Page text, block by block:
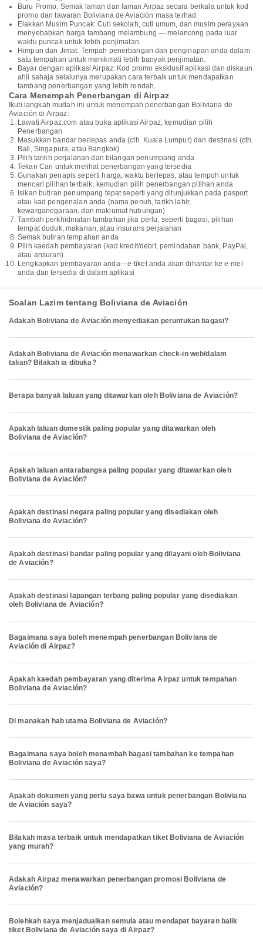
Buru Promo: Semak laman dan laman Airpaz secara berkala untuk kod
promo dan tawaran Boliviana de Aviación masa terhad.
Elakkan Musim Puncak: Cuti sekolah, cuti umum, dan musim perayaan
menyebabkan harga tambang melambung — melancong pada luar
waktu puncak untuk lebih penjimatan.
Himpun dan Jimat: Tempah penerbangan dan penginapan anda dalam
satu tempahan untuk menikmati lebih banyak penjimatan.
Bayar dengan aplikasi Airpaz: Kod promo eksklusif aplikasi dan diskaun
ahli sahaja selalunya merupakan cara terbaik untuk mendapatkan
tambang penerbangan yang lebih rendah.
Cara Menempah Penerbangan di Airpaz
Ikuti langkah mudah ini untuk menempah penerbangan Boliviana de
Aviación di Airpaz:
Lawati Airpaz.com atau buka aplikasi Airpaz, kemudian pilih
Penerbangan
Masukkan bandar berlepas anda (cth. Kuala Lumpur) dan destinasi (cth.
Bali, Singapura, atau Bangkok)
Pilih tarikh perjalanan dan bilangan penumpang anda
Tekan Cari untuk melihat penerbangan yang tersedia
Gunakan penapis seperti harga, waktu berlepas, atau tempoh untuk
mencari pilihan terbaik, kemudian pilih penerbangan pilihan anda
Isikan butiran penumpang tepat seperti yang ditunjukkan pada pasport
atau kad pengenalan anda (nama penuh, tarikh lahir,
kewarganegaraan, dan maklumat hubungan)
Tambah perkhidmatan tambahan jika perlu, seperti bagasi, pilihan
tempat duduk, makanan, atau insurans perjalanan
Semak butiran tempahan anda
Pilih kaedah pembayaran (kad kredit/debit, pemindahan bank, PayPal,
atau ansuran)
Lengkapkan pembayaran anda—e-tiket anda akan dihantar ke e-mel
anda dan tersedia di dalam aplikasi
Soalan Lazim tentang Boliviana de Aviación
Adakah Boliviana de Aviación menyediakan peruntukan bagasi?
Adakah Boliviana de Aviación menawarkan check-in web/dalam
talian? Bilakah ia dibuka?
Berapa banyak laluan yang ditawarkan oleh Boliviana de Aviación?
Apakah laluan domestik paling popular yang ditawarkan oleh
Boliviana de Aviación?
Apakah laluan antarabangsa paling popular yang ditawarkan oleh
Boliviana de Aviación?
Apakah destinasi negara paling popular yang disediakan oleh
Boliviana de Aviación?
Apakah destinasi bandar paling popular yang dilayani oleh Boliviana
de Aviación?
Apakah destinasi lapangan terbang paling popular yang disediakan
oleh Boliviana de Aviación?
Bagaimana saya boleh menempah penerbangan Boliviana de
Aviación di Airpaz?
Apakah kaedah pembayaran yang diterima Airpaz untuk tempahan
Boliviana de Aviación?
Di manakah hab utama Boliviana de Aviación?
Bagaimana saya boleh menambah bagasi tambahan ke tempahan
Boliviana de Aviación saya?
Apakah dokumen yang perlu saya bawa untuk penerbangan Boliviana
de Aviación saya?
Bilakah masa terbaik untuk mendapatkan tiket Boliviana de Aviación
yang murah?
Adakah Airpaz menawarkan penerbangan promosi Boliviana de
Aviación?
Bolehkah saya menjadualkan semula atau mendapat bayaran balik
tiket Boliviana de Aviación saya di Airpaz?